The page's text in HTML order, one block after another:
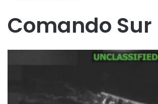
Comando Sur